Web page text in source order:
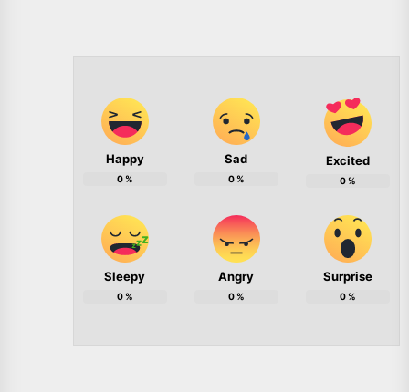
Happy
0%
Sad
0%
Excited
0%
Sleepy
0%
Angry
0%
Surprise
0%